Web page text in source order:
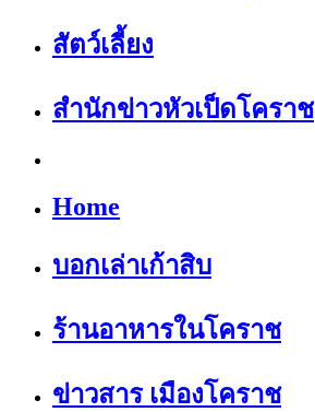
สัตว์เลี้ยง
สำนักข่าวหัวเป็ดโคราช
Home
บอกเล่าเก้าสิบ
ร้านอาหารในโคราช
ข่าวสาร เมืองโคราช